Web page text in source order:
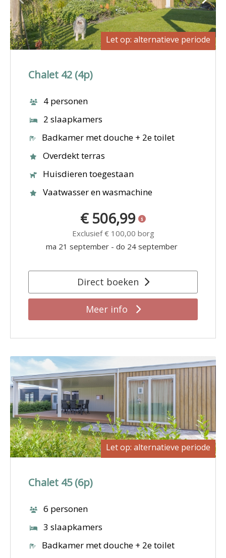
Let op: alternatieve periode
Chalet 42 (4p)
4 personen
2 slaapkamers
Badkamer met douche + 2e toilet
Overdekt terras
Huisdieren toegestaan
Vaatwasser en wasmachine
€ 506,99
Exclusief € 100,00 borg
ma 21 september - do 24 september
Direct boeken
Meer info
Let op: alternatieve periode
Chalet 45 (6p)
6 personen
3 slaapkamers
Badkamer met douche + 2e toilet